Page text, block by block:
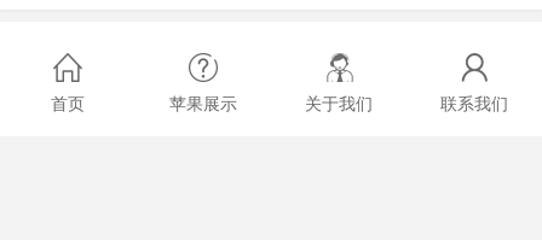
首页 苹果展示 关于我们 联系我们